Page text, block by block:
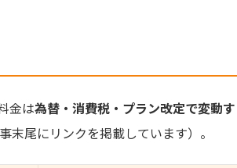
金は為替・消費税・プラン改定で変動す
尾にリンクを掲載しています）。